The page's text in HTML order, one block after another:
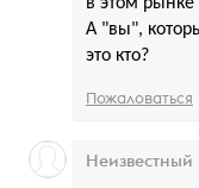
А "вы",
это кто?
Пожаловаться
Неизвестный